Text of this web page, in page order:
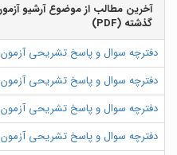
آخرین مطالب از موضوع آرشیو
گذشته (PDF)
دفترچه سوال و پاسخ تشریحی آزمون آزمایشی
دفترچه سوال و پاسخ تشریحی آزمون آزمایشی
دفترچه سوال و پاسخ تشریحی آزمون آزمایشی
دفترچه سوال و پاسخ تشریحی آزمون آزمایشی